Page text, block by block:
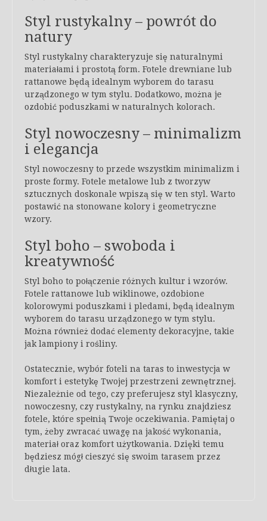
Styl rustykalny – powrót do
natury
Styl rustykalny charakteryzuje się naturalnymi
materiałami i prostotą form. Fotele drewniane lub
rattanowe będą idealnym wyborem do tarasu
urządzonego w tym stylu. Dodatkowo, można je
ozdobić poduszkami w naturalnych kolorach.
Styl nowoczesny – minimalizm
i elegancja
Styl nowoczesny to przede wszystkim minimalizm i
proste formy. Fotele metalowe lub z tworzyw
sztucznych doskonale wpiszą się w ten styl. Warto
postawić na stonowane kolory i geometryczne
wzory.
Styl boho – swoboda i
kreatywność
Styl boho to połączenie różnych kultur i wzorów.
Fotele rattanowe lub wiklinowe, ozdobione
kolorowymi poduszkami i pledami, będą idealnym
wyborem do tarasu urządzonego w tym stylu.
Można również dodać elementy dekoracyjne, takie
jak lampiony i rośliny.
Ostatecznie, wybór foteli na taras to inwestycja w
komfort i estetykę Twojej przestrzeni zewnętrznej.
Niezależnie od tego, czy preferujesz styl klasyczny,
nowoczesny, czy rustykalny, na rynku znajdziesz
fotele, które spełnią Twoje oczekiwania. Pamiętaj o
tym, żeby zwracać uwagę na jakość wykonania,
materiał oraz komfort użytkowania. Dzięki temu
będziesz mógł cieszyć się swoim tarasem przez
długie lata.